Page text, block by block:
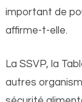
important de
affirme-t-elle.
La SSVP, la
autres